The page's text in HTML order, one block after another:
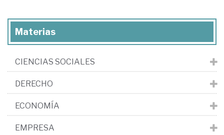
Materias
CIENCIAS SOCIALES
DERECHO
ECONOMÍA
EMPRESA